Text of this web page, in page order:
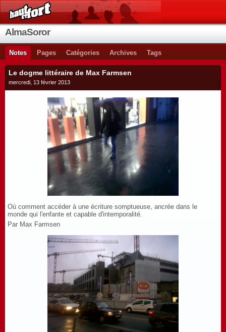
AlmaSoror
Notes Pages Catégories Archives Tags
Le dogme littéraire de Max Farmsen
mercredi, 13 février 2013
Où comment accéder à une écriture somptueuse, ancrée dans le
monde qui l'enfante et capable d'intemporalité.
Par Max Farmsen